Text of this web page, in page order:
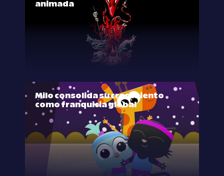
animada
Milo consolida su crecimiento
como franquicia global